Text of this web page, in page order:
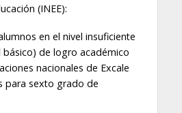
(INEE):
en el nivel insuficiente
de logro académico
nacionales de Excale
para sexto grado de